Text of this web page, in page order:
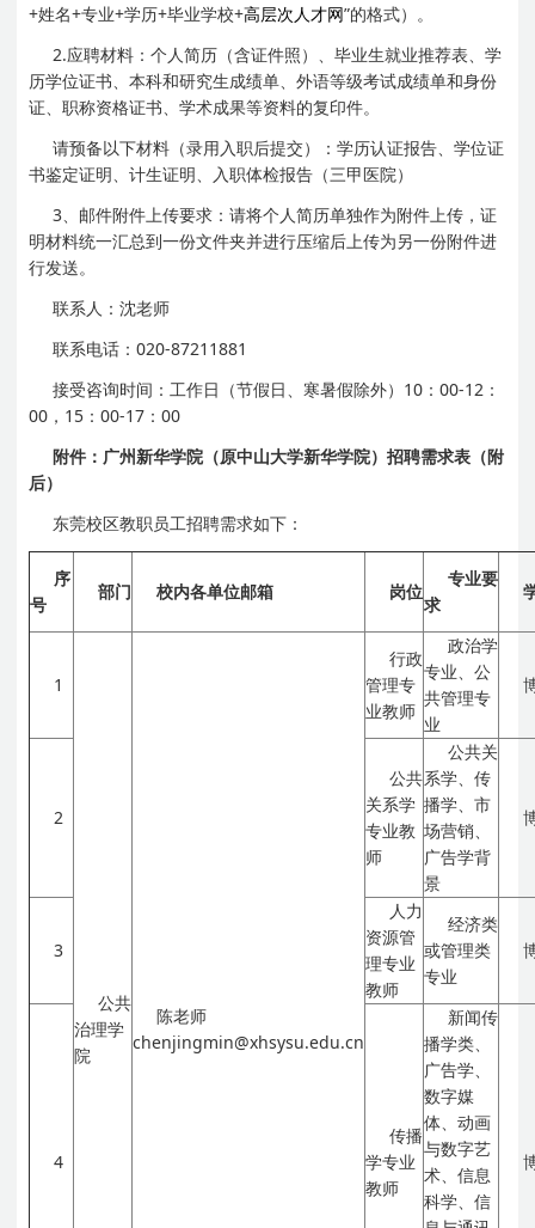
+姓名+专业+学历+毕业学校+高层次人才网”的格式）。
2.应聘材料：个人简历（含证件照）、毕业生就业推荐表、学
历学位证书、本科和研究生成绩单、外语等级考试成绩单和身份
证、职称资格证书、学术成果等资料的复印件。
请预备以下材料（录用入职后提交）：学历认证报告、学位证
书鉴定证明、计生证明、入职体检报告（三甲医院）
3、邮件附件上传要求：请将个人简历单独作为附件上传，证
明材料统一汇总到一份文件夹并进行压缩后上传为另一份附件进
行发送。
联系人：沈老师
联系电话：020-87211881
接受咨询时间：工作日（节假日、寒暑假除外）10：00-12：
00，15：00-17：00
附件：广州新华学院（原中山大学新华学院）招聘需求表（附
后）
东莞校区教职员工招聘需求如下：
序
号
部门 校内各单位邮箱 岗位
专业要
求
1
公共
治理学
院
陈老师
chenjingmin@xhsysu.edu.cn
行政
管理专
业教师
政治学
专业、公
共管理专
业
2
公共
关系学
专业教
师
公共关
系学、传
播学、市
场营销、
广告学背
景
3
人力
资源管
理专业
教师
经济类
或管理类
专业
4
传播
学专业
教师
新闻传
播学类、
广告学、
数字媒
体、动画
与数字艺
术、信息
科学、信